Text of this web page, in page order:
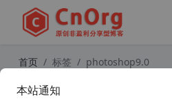
首页 标签 photoshop9.0
PS
本站通知